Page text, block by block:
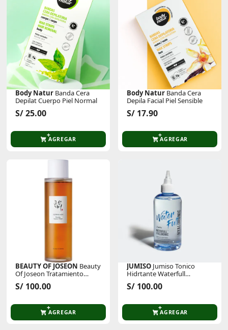
Body Natur Banda Cera
Depilat Cuerpo Piel Normal
S/ 25.00
AGREGAR
Body Natur Banda Cera
Depila Facial Piel Sensible
S/ 17.90
AGREGAR
BEAUTY OF JOSEON Beauty
Of Joseon Tratamiento
Facial Esencia Ginseng
Essence Water 150ml
S/ 100.00
AGREGAR
JUMISO Jumiso Tonico
Hidrtante Waterfull
Hyaluronic Acid Toner
250ml
S/ 100.00
AGREGAR